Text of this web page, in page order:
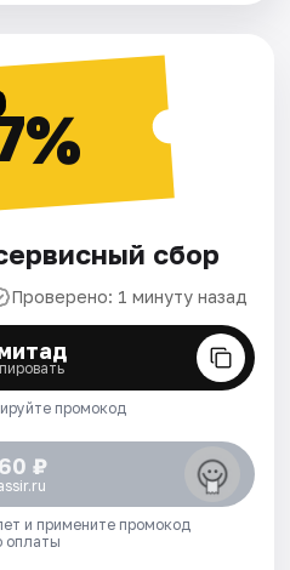
сбор
Проверено: 1 минуту назад
промокод
₽
и примените промокод
оплаты